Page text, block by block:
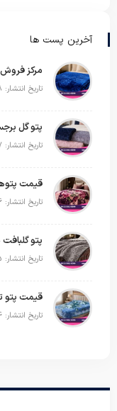
آخرین پست ها
تاریخ انتشار: 8 آگوست 2026
تاریخ انتشار: 7 آگوست 2026
تاریخ انتشار: 6 آگوست 2026
تاریخ انتشار: 5 آگوست 2026
تاریخ انتشار: 4 آگوست 2026